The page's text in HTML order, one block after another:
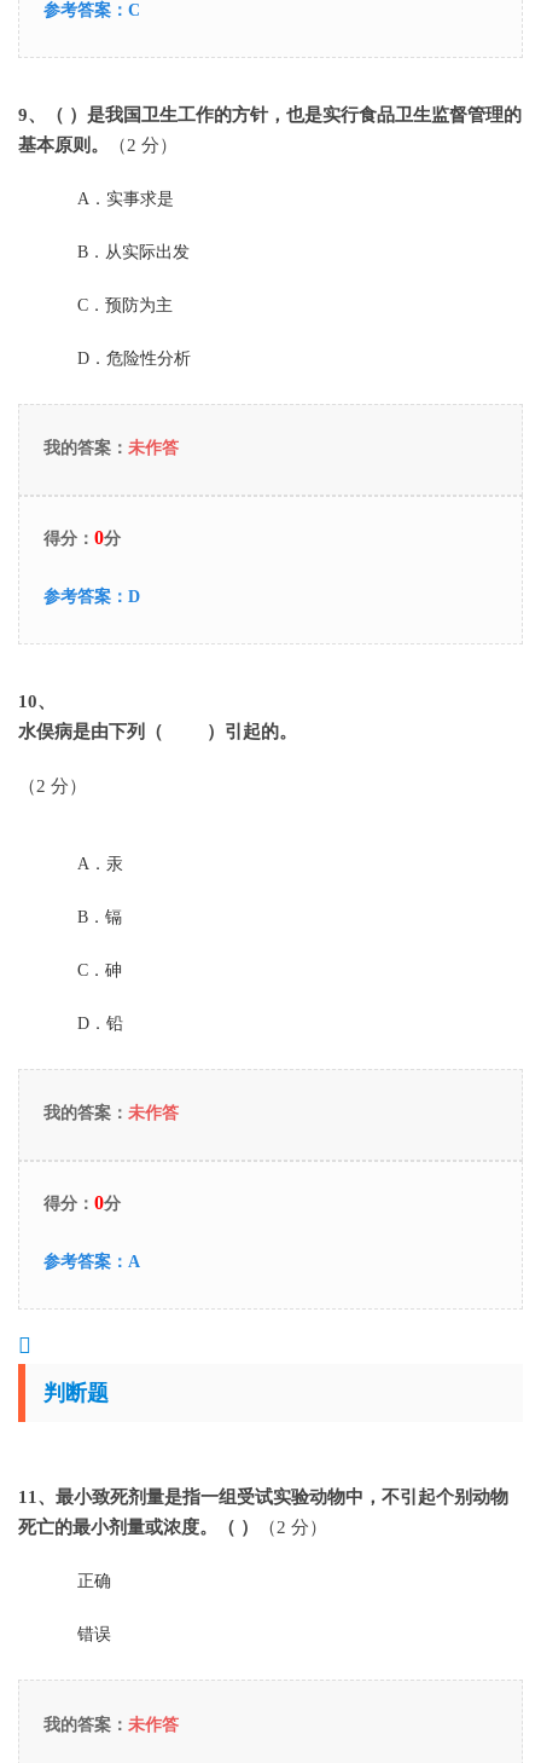
参考答案： C
9、（ ）是我国卫生工作的方针，也是实行食品卫生监督管理的
基本原则。
（2 分）
A． 实事求是
B． 从实际出发
C． 预防为主
D． 危险性分析
我的答案： 未作答
得分： 0分
参考答案： D
10、
水俣病是由下列（ ）引起的。
（2 分）
A． 汞
B． 镉
C． 砷
D． 铅
我的答案： 未作答
得分： 0分
参考答案： A
判断题
11 、最小致死剂量是指一组受试实验动物中，不引起个别动物
死亡的最小剂量或浓度。（ ）
（2 分）
正确
错误
我的答案： 未作答